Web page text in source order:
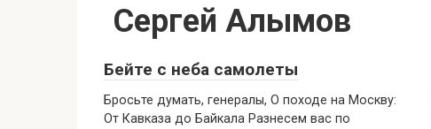
Сергей Алымов
Бейте с неба самолеты
Бросьте думать, генералы, О походе на Москву:
От Кавказа до Байкала Разнесем вас по